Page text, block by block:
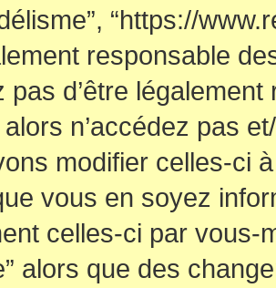
“https://
responsable
pas d’être
n’accédez pas
modifier celles-ci
vous en soyez
celles-ci par vous-
alors que des